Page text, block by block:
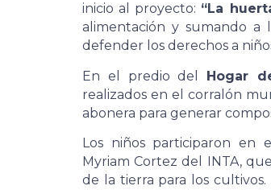
inicio al proyecto: “La
alimentación y sumando a
defender los derechos a
En el predio del Hogar
realizados en el corralón
abonera para generar
Los niños participaron en
Myriam Cortez del INTA,
de la tierra para los